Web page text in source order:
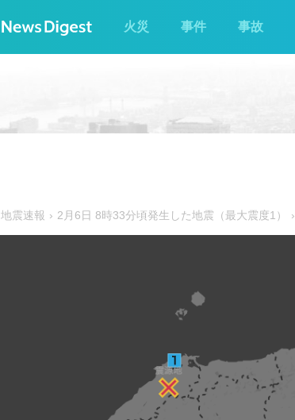
火災 事件 事故
地震速報 2月6日 8時33分頃発生した地震（最大震度1）